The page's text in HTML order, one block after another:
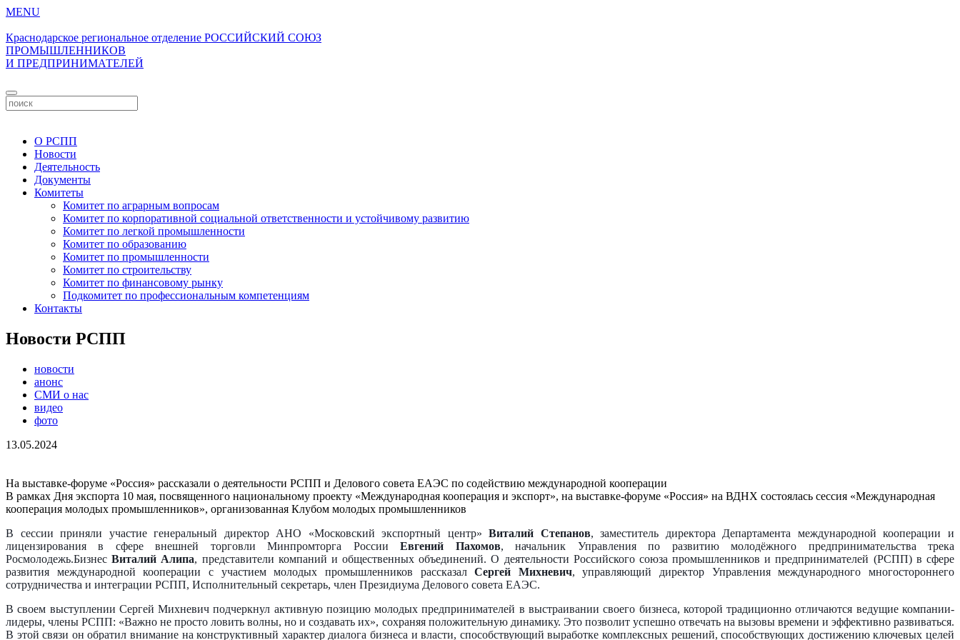
MENU
Краснодарское региональное отделение РОССИЙСКИЙ СОЮЗ
ПРОМЫШЛЕННИКОВ
И ПРЕДПРИНИМАТЕЛЕЙ
О РСПП
Новости
Деятельность
Документы
Комитеты
Комитет по аграрным вопросам
Комитет по корпоративной социальной ответственности и устойчивому развитию
Комитет по легкой промышленности
Комитет по образованию
Комитет по промышленности
Комитет по строительству
Комитет по финансовому рынку
Подкомитет по профессиональным компетенциям
Контакты
Новости РСПП
новости
анонс
СМИ о нас
видео
фото
13.05.2024
На выставке-форуме «Россия» рассказали о деятельности РСПП и Делового совета ЕАЭС по содействию международной кооперации
В рамках Дня экспорта 10 мая, посвященного национальному проекту «Международная кооперация и экспорт», на выставке-форуме «Россия» на ВДНХ состоялась сессия «Международная
кооперация молодых промышленников», организованная Клубом молодых промышленников
В сессии приняли участие генеральный директор АНО «Московский экспортный центр»Виталий Степанов, заместитель директора Департамента международной кооперации и
лицензирования в сфере внешней торговли Минпромторга РоссииЕвгений Пахомов, начальник Управления по развитию молодёжного предпринимательства трека
Росмолодежь.БизнесВиталий Алипа, представители компаний и общественных объединений. О деятельности Российского союза промышленников и предпринимателей (РСПП) в сфере
развития международной кооперации с участием молодых промышленников рассказалСергей Михневич, управляющий директор Управления международного многостороннего
сотрудничества и интеграции РСПП, Исполнительный секретарь, член Президиума Делового совета ЕАЭС.
В своем выступлении Сергей Михневич подчеркнул активную позицию молодых предпринимателей в выстраивании своего бизнеса, которой традиционно отличаются ведущие компании-
лидеры, члены РСПП: «Важно не просто ловить волны, но и создавать их», сохраняя положительную динамику. Это позволит успешно отвечать на вызовы времени и эффективно развиваться.
В этой связи он обратил внимание на конструктивный характер диалога бизнеса и власти, способствующий выработке комплексных решений, способствующих достижению ключевых целей